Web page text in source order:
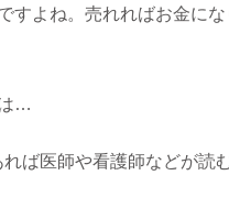
すよね。売れればお金に
…
ば医師や看護師などが読